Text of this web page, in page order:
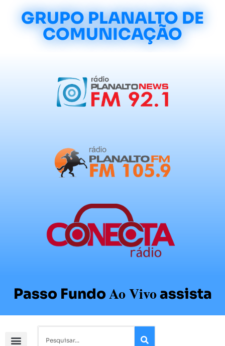
GRUPO PLANALTO DE
COMUNICAÇÃO
Passo FundoAo Vivoassista